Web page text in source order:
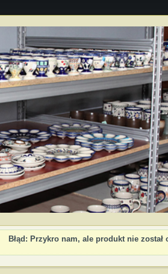
Błąd : Przykro nam, ale produkt nie został